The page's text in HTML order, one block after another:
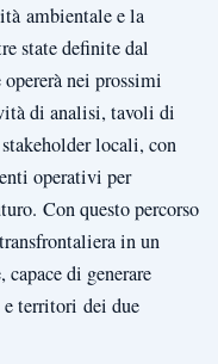
ambientale e la
state definite dal
nei prossimi
di analisi, tavoli di
locali, con
operativi per
Con questo percorso
in un
di generare
territori dei due